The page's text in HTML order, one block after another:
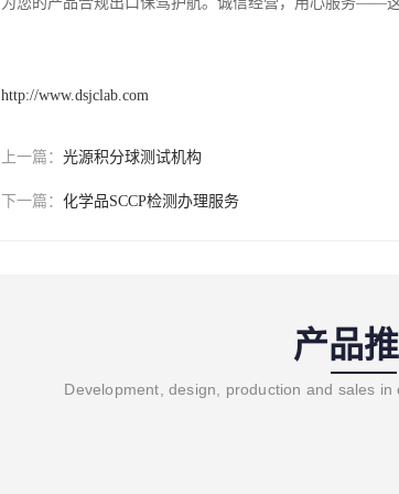
http://www.dsjclab.com
上一篇： 光源积分球测试机构
下一篇： 化学品SCCP检测办理服务
产品
Development, design, production and sales